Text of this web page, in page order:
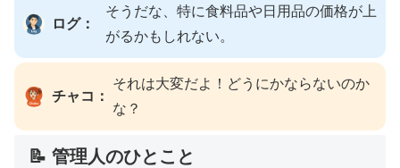
ログ：
そうだな、特に食料品や日用品の価格が上
がるかもしれない。
チャコ：
それは大変だよ！どうにかならないのか
な？
📝 管理人のひとこと